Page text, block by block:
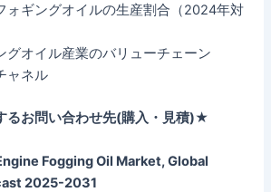
ォギングオイルの生産割合（2024年対
グオイル産業のバリューチェーン
ャネル
るお問い合わせ先(購入・見積)★
Fogging Oil Market, Global
2025-2031